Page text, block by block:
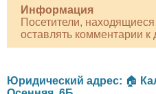
Информация
Посетители, находящиеся
оставлять комментарии к
Юридический адрес: 🏠